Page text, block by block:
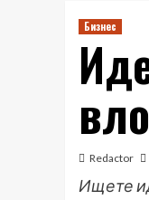
Бизнес
Redactor
Ищете